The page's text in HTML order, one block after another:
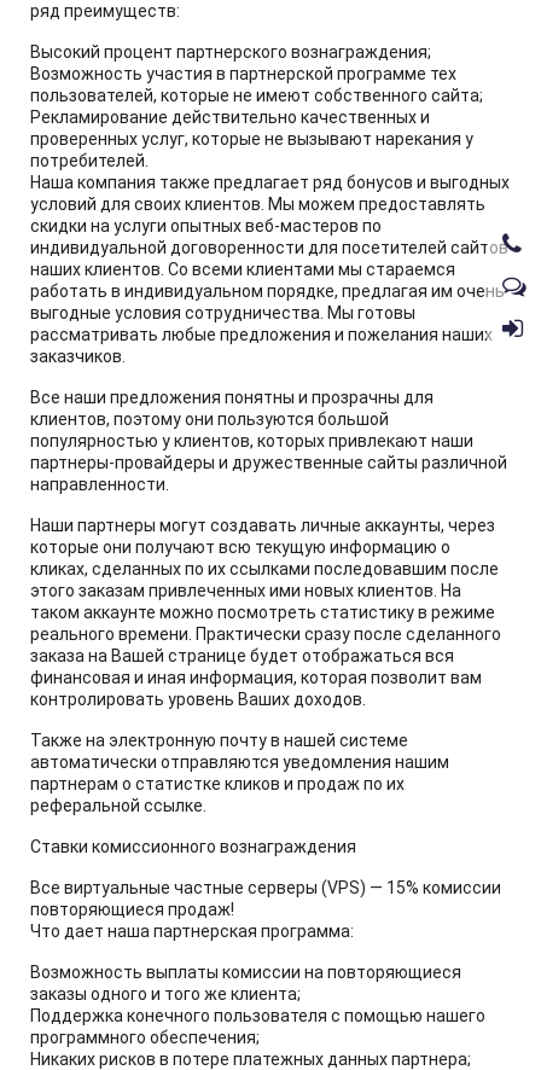
ряд преимуществ:
Высокий процент партнерского вознаграждения;
Возможность участия в партнерской программе тех
пользователей, которые не имеют собственного сайта;
Рекламирование действительно качественных и
проверенных услуг, которые не вызывают нарекания у
потребителей.
Наша компания также предлагает ряд бонусов и выгодных
условий для своих клиентов. Мы можем предоставлять
скидки на услуги опытных веб-мастеров по
индивидуальной договоренности для посетителей сайтов
наших клиентов. Со всеми клиентами мы стараемся
работать в индивидуальном порядке, предлагая им очень
выгодные условия сотрудничества. Мы готовы
рассматривать любые предложения и пожелания наших
заказчиков.
Все наши предложения понятны и прозрачны для
клиентов, поэтому они пользуются большой
популярностью у клиентов, которых привлекают наши
партнеры-провайдеры и дружественные сайты различной
направленности.
Наши партнеры могут создавать личные аккаунты, через
которые они получают всю текущую информацию о
кликах, сделанных по их ссылками последовавшим после
этого заказам привлеченных ими новых клиентов. На
таком аккаунте можно посмотреть статистику в режиме
реального времени. Практически сразу после сделанного
заказа на Вашей странице будет отображаться вся
финансовая и иная информация, которая позволит вам
контролировать уровень Ваших доходов.
Также на электронную почту в нашей системе
автоматически отправляются уведомления нашим
партнерам о статистке кликов и продаж по их
реферальной ссылке.
Ставки комиссионного вознаграждения
Все виртуальные частные серверы (VPS) — 15% комиссии
повторяющиеся продаж!
Что дает наша партнерская программа:
Возможность выплаты комиссии на повторяющиеся
заказы одного и того же клиента;
Поддержка конечного пользователя с помощью нашего
программного обеспечения;
Никаких рисков в потере платежных данных партнера;